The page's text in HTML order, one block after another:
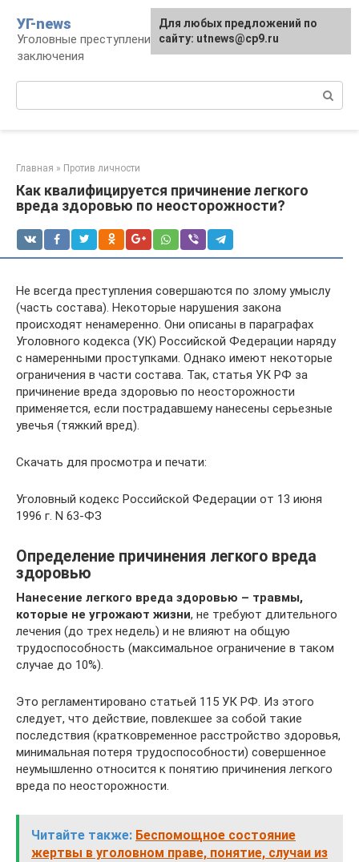
контенту
УГ-news
Уголовные преступления, наказания, места
заключения
Главная » Против личности
Как квалифицируется причинение легкого
вреда здоровью по неосторожности?
Не всегда преступления совершаются по злому умыслу
(часть состава). Некоторые нарушения закона
происходят ненамеренно. Они описаны в параграфах
Уголовного кодекса (УК) Российской Федерации наряду
с намеренными проступками. Однако имеют некоторые
ограничения в части состава. Так, статья УК РФ за
причинение вреда здоровью по неосторожности
применяется, если пострадавшему нанесены серьезные
увечья (тяжкий вред).
Скачать для просмотра и печати:
Уголовный кодекс Российской Федерации от 13 июня
1996 г. N 63-ФЗ
Определение причинения легкого вреда
здоровью
Нанесение легкого вреда здоровью – травмы,
которые не угрожают жизни, не требуют длительного
лечения (до трех недель) и не влияют на общую
трудоспособность (максимальное ограничение в таком
случае до 10%).
Это регламентировано статьей 115 УК РФ. Из этого
следует, что действие, повлекшее за собой такие
последствия (кратковременное расстройство здоровья,
минимальная потеря трудоспособности) совершенное
неумышленно относится к понятию причинения легкого
вреда по неосторожности.
Читайте также: Беспомощное состояние
жертвы в уголовном праве, понятие, случаи из
Для любых предложений по
сайту: utnews@cp9.ru